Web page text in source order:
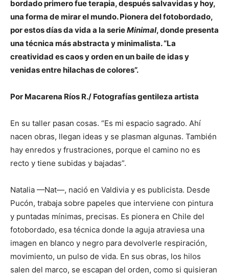
bordado primero fue terapia, después salvavidas y hoy,
una forma de mirar el mundo. Pionera del fotobordado,
por estos días da vida a la serieMinimal, donde presenta
una técnica más abstracta y minimalista. “La
creatividad es caos y orden en un baile de idas y
venidas entre hilachas de colores”.
Por Macarena Ríos R./ Fotografías gentileza artista
En su taller pasan cosas. “Es mi espacio sagrado. Ahí
nacen obras, llegan ideas y se plasman algunas. También
hay enredos y frustraciones, porque el camino no es
recto y tiene subidas y bajadas”.
Natalia —Nat—, nació en Valdivia y es publicista. Desde
Pucón, trabaja sobre papeles que interviene con pintura
y puntadas mínimas, precisas. Es pionera en Chile del
fotobordado, esa técnica donde la aguja atraviesa una
imagen en blanco y negro para devolverle respiración,
movimiento, un pulso de vida. En sus obras, los hilos
salen del marco, se escapan del orden, como si quisieran